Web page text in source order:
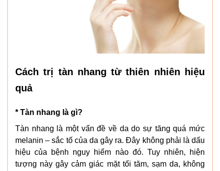
Cách trị tàn nhang từ thiên nhiên hiệu
quả
* Tàn nhang là gì?
Tàn nhang là một vấn đề về da do sự tăng quá mức
melanin – sắc tố của da gây ra. Đây không phải là dấu
hiệu của bệnh nguy hiểm nào đó. Tuy nhiên, hiện
tượng này gây cảm giác mặt tối tăm, sạm da, không